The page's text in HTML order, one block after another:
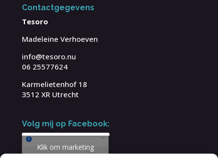
Contactgegevens
Tesoro
Madeleine Verhoeven
info@tesoro.nu
06 25577624
Karmelietenhof 18
3512 XR Utrecht
Volg mij op Facebook:
Klik om marketing